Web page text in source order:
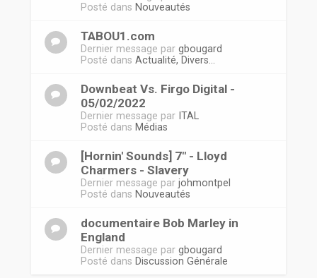
Posté dans Nouveautés
TABOU1.com
Dernier message par gbougard
Posté dans Actualité, Divers...
Downbeat Vs. Firgo Digital -
05/02/2022
Dernier message par ITAL
Posté dans Médias
[Hornin' Sounds] 7" - Lloyd
Charmers - Slavery
Dernier message par johmontpel
Posté dans Nouveautés
documentaire Bob Marley in
England
Dernier message par gbougard
Posté dans Discussion Générale